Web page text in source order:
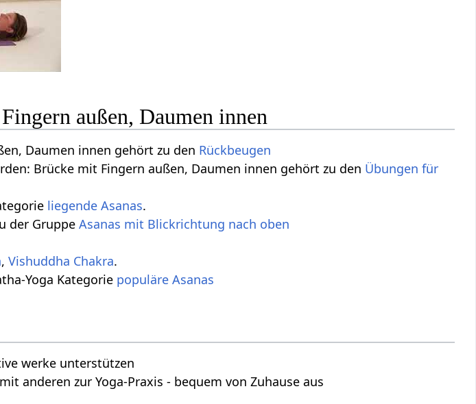
außen, Daumen innen
Daumen innen gehört zu den Rückbeugen
Brücke mit Fingern außen, Daumen innen gehört zu den Übungen für
liegende Asanas.
der GruppeAsanas mit Blickrichtung nach oben
,Vishuddha Chakra.
Yoga Kategorie populäre Asanas
werke unterstützen
anderen zur Yoga-Praxis - bequem von Zuhause aus